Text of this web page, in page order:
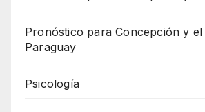
Pronóstico para Concepción y
Paraguay
Psicología